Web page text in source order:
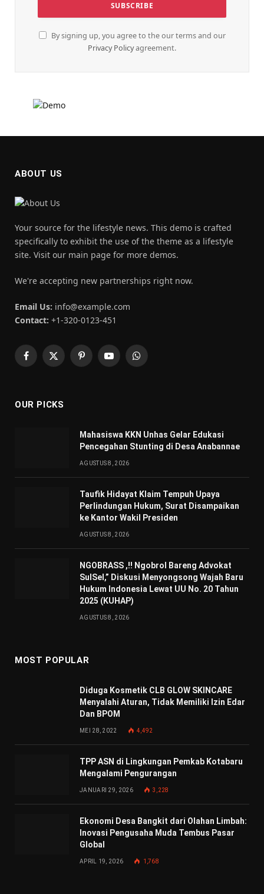
By signing up, you agree to the our terms and our
Privacy Policyagreement.
ABOUT US
Your source for the lifestyle news. This demo is crafted
specifically to exhibit the use of the theme as a lifestyle
site. Visit our main page for more demos.
We're accepting new partnerships right now.
Email Us: info@example.com
Contact: +1-320-0123-451
Facebook
X
PinterestYouTubeWhatsApp
OUR PICKS
Mahasiswa KKN Unhas Gelar Edukasi
Pencegahan Stunting di Desa Anabannae
AGUSTUS 8, 2026
Taufik Hidayat Klaim Tempuh Upaya
Perlindungan Hukum, Surat Disampaikan
ke Kantor Wakil Presiden
AGUSTUS 8, 2026
NGOBRASS ,!! Ngobrol Bareng Advokat
SulSel,” Diskusi Menyongsong Wajah Baru
Hukum Indonesia Lewat UU No. 20 Tahun
2025 (KUHAP)
AGUSTUS 8, 2026
MOST POPULAR
Diduga Kosmetik CLB GLOW SKINCARE
Menyalahi Aturan, Tidak Memiliki Izin Edar
Dan BPOM
MEI 28, 2022 4,492
TPP ASN di Lingkungan Pemkab Kotabaru
Mengalami Pengurangan
JANUARI 29, 2026 3,228
Ekonomi Desa Bangkit dari Olahan Limbah:
Inovasi Pengusaha Muda Tembus Pasar
Global
APRIL 19, 2026 1,768